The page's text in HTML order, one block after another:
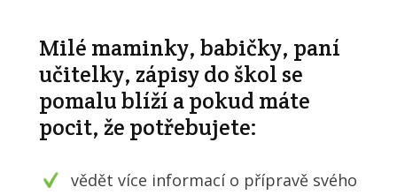
Milé maminky, babičky, paní
učitelky, zápisy do škol se
pomalu blíží a pokud máte
pocit, že potřebujete:
vědět více informací o přípravě svého